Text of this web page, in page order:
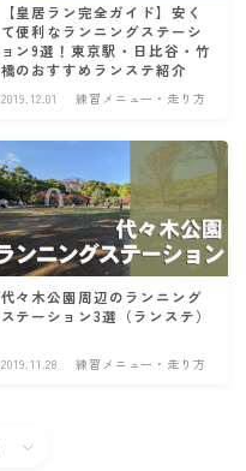
【皇居ラン完全ガイド】安く
て便利なランニングステーシ
ョン9選！東京駅・日比谷・竹
橋のおすすめランステ紹介
2019.12.01 練習メニュー・走り方
代々木公園周辺のランニング
ステーション3選（ランステ）
2019.11.28 練習メニュー・走り方